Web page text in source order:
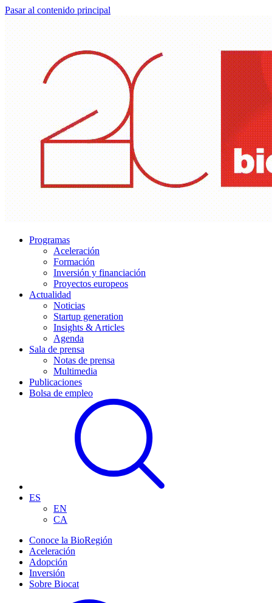
Pasar al contenido principal
Programas
Aceleración
Formación
Inversión y financiación
Proyectos europeos
Actualidad
Noticias
Startup generation
Insights & Articles
Agenda
Sala de prensa
Notas de prensa
Multimedia
Publicaciones
Bolsa de empleo
ES
EN
CA
Conoce la BioRegión
Aceleración
Adopción
Inversión
Sobre Biocat